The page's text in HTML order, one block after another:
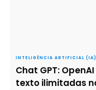
INTELIGÊNCIA ARTIFICIAL (IA)
Chat GPT:
texto ilimitadas